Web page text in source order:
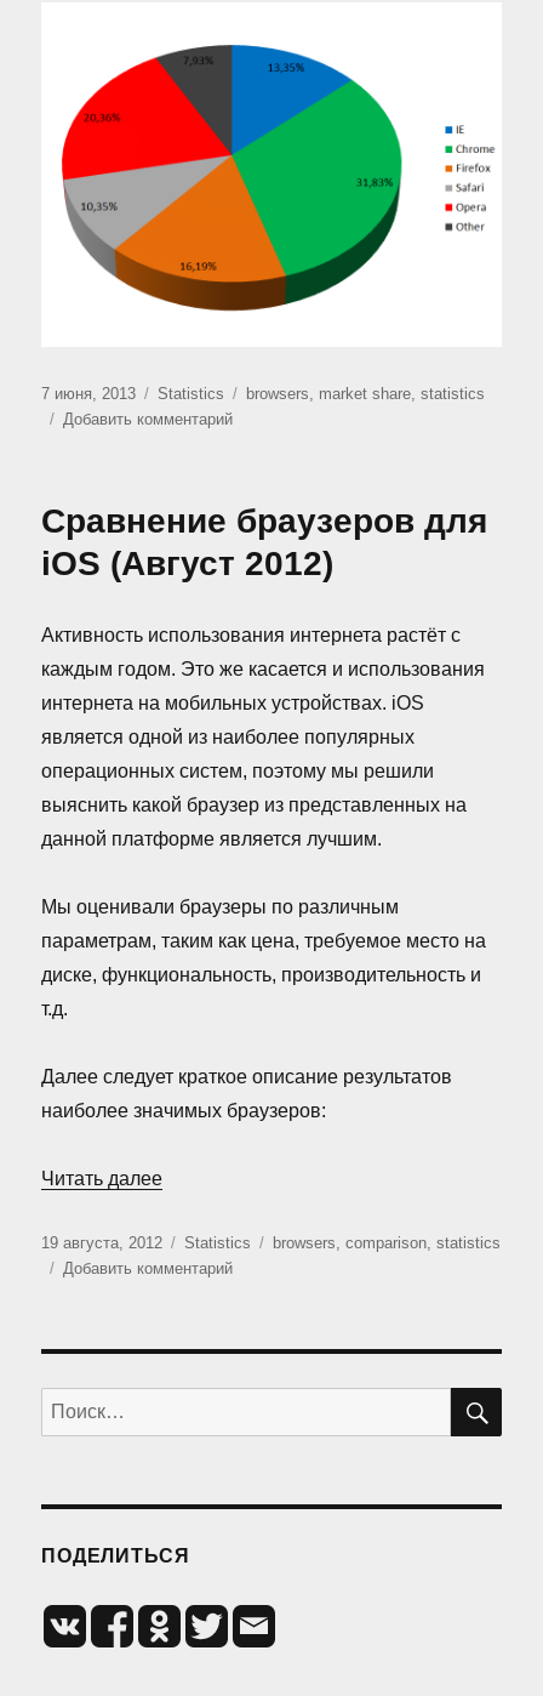
Опубликовано
7 июня, 2013 Рубрики
Statistics Метки
browsers, market share,statistics
Добавить комментарийк
браузеров
(Май
2013)
Сравнение браузеров для
iOS (Август 2012)
Активность использования интернета растёт с
каждым годом. Это же касается и использования
интернета на мобильных устройствах. iOS
является одной из наиболее популярных
операционных систем, поэтому мы решили
выяснить какой браузер из представленных на
данной платформе является лучшим.
Мы оценивали браузеры по различным
параметрам, таким как цена, требуемое место на
диске, функциональность, производительность и
т.д.
Далее следует краткое описание результатов
наиболее значимых браузеров:
Читать далее«Сравнение браузеров для iOS (Август
Опубликовано
19 августа, 2012 Рубрики
Statistics Метки
browsers,comparison,statistics
Добавить комментарийк
iOS
Искать:
ПОДЕЛИТЬСЯ